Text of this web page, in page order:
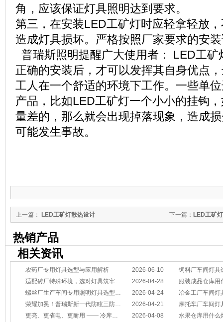
角，应该保证灯具照明达到要求。
第三，在安装LED工矿灯时应轻拿轻放
造成灯具损坏。严格按照厂家要求的安
普瑞斯照明提醒广大使用者： LED工
正确的安装后，才可以发挥其自身优点
工人在一个舒适的环境下工作。一些单
产品，比如LED工矿灯一个小小的挂钩
量差的，那么就会出现掉落现象，造成
可能发生事故。
下一篇： LED工矿
上一篇： LED工矿灯散热设计
热销产品
相关资讯
2026-06-10
农药厂专用灯具选型与应用解析
饲料厂车间灯具
2026-04-28
适配砖厂特殊环境，选对灯具筑牢生产安全线
服装成品仓库用
2026-04-24
螺丝厂生产车间专用照明灯具选型方案
冶金工厂车间灯具选型指南：
2026-04-21
荣耀加冕！普瑞斯新一代防眩三防灯BC-L斩获2026阿拉丁神灯奖
摩托车厂车间灯具怎么选？
2026-04-08
更亮、更省电、更耐用 —— 冷库照明优选 水果仓库用什么